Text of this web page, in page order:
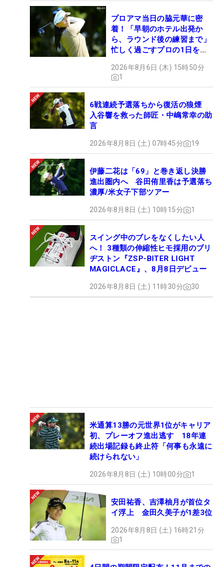
プロアマ当日の脇元華に密
着！「早朝のホテル出発か
ら、ラウンド後の練習まで」
忙しく過ごすプロの1日を公
2026年8月6日 (木) 15時50分
1
6戦連続予選落ちから復活の狼煙
入谷響を救った師匠・中嶋常幸の助
言
2026年8月8日 (土) 07時45分 19
伊藤二花は「69」と巻き返し決勝
進出圏内へ 谷田侑里香は予選落ち
濃厚/米女子下部ツアー
2026年8月8日 (土) 10時15分 1
スイング中のブレをなくしたい人
へ！ 3種類の伸縮性ヒモ採用のブリ
ヂストン『ZSP-BITER LIGHT
MAGICLACE』、8月8日デビュー
2026年8月8日 (土) 11時30分 30
米通算13勝の元世界1位がキャリア
初、プレーオフ進出逃す 18年連
続出場記録も終止符「何事も永遠に
続けられない」
2026年8月8日 (土) 10時00分 1
安田祐香、吉澤柚月が首位タ
イ浮上 金田久美子が1差3位
2026年8月8日 (土) 16時21分
1